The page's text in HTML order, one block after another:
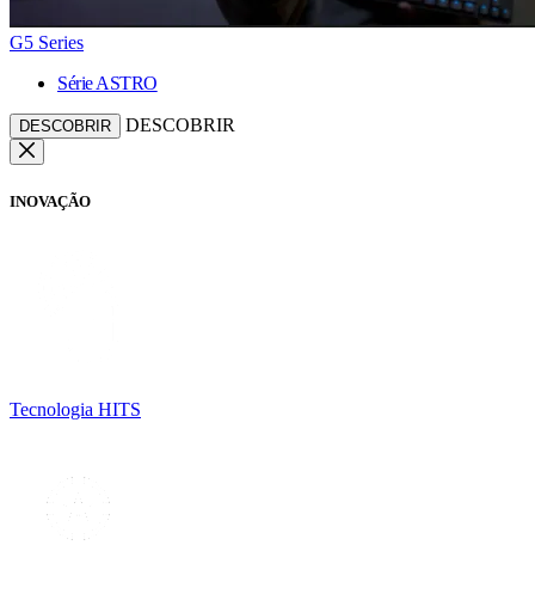
G5 Series
Série ASTRO
DESCOBRIR DESCOBRIR
INOVAÇÃO
Tecnologia HITS